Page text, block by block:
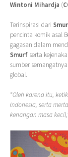
Wintoni Mihardja (
Terinspirasi dari
pencinta komik asal
gagasan dalam
Smurf serta
sumber
global.
“Oleh karena itu,
Indonesia, serta
kenangan masa